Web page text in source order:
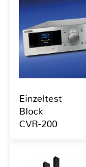
Einzeltest
Block
CVR-200